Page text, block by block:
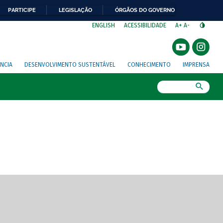
PARTICIPE LEGISLAÇÃO ÓRGÃOS DO GOVERNO
ENGLISH ACESSIBILIDADE A+ A-
DESENVOLVIMENTO SUSTENTÁVEL CONHECIMENTO IMPRENSA
de tela